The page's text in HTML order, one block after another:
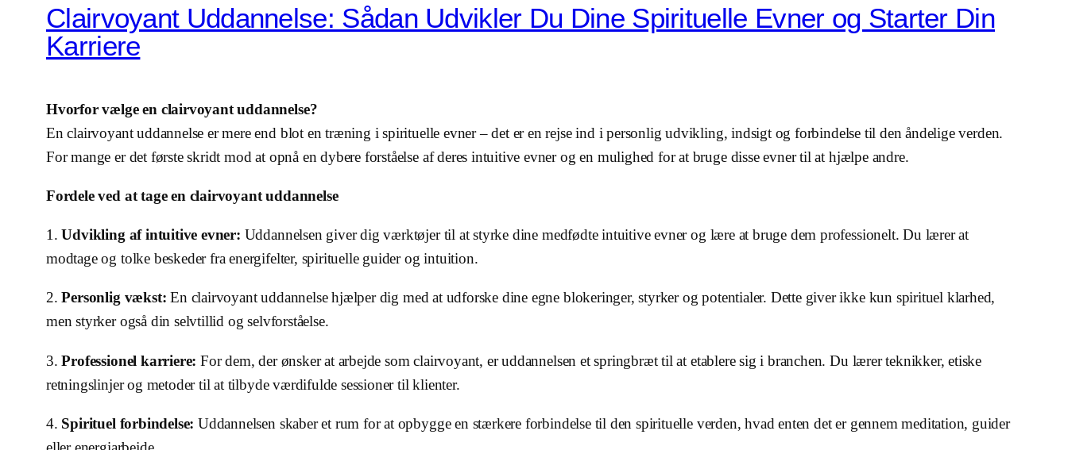
Clairvoyant Uddannelse: Sådan Udvikler Du Dine Spirituelle Evner og Starter Din
Karriere
Hvorfor vælge en clairvoyant uddannelse?
En clairvoyant uddannelse er mere end blot en træning i spirituelle evner – det er en rejse ind i personlig udvikling, indsigt og forbindelse til den åndelige verden.
For mange er det første skridt mod at opnå en dybere forståelse af deres intuitive evner og en mulighed for at bruge disse evner til at hjælpe andre.
Fordele ved at tage en clairvoyant uddannelse
1.Udvikling af intuitive evner: Uddannelsen giver dig værktøjer til at styrke dine medfødte intuitive evner og lære at bruge dem professionelt. Du lærer at
modtage og tolke beskeder fra energifelter, spirituelle guider og intuition.
2.Personlig vækst: En clairvoyant uddannelse hjælper dig med at udforske dine egne blokeringer, styrker og potentialer. Dette giver ikke kun spirituel klarhed,
men styrker også din selvtillid og selvforståelse.
3.Professionel karriere: For dem, der ønsker at arbejde som clairvoyant, er uddannelsen et springbræt til at etablere sig i branchen. Du lærer teknikker, etiske
retningslinjer og metoder til at tilbyde værdifulde sessioner til klienter.
4. Spirituel forbindelse: Uddannelsen skaber et rum for at opbygge en stærkere forbindelse til den spirituelle verden, hvad enten det er gennem meditation, guider